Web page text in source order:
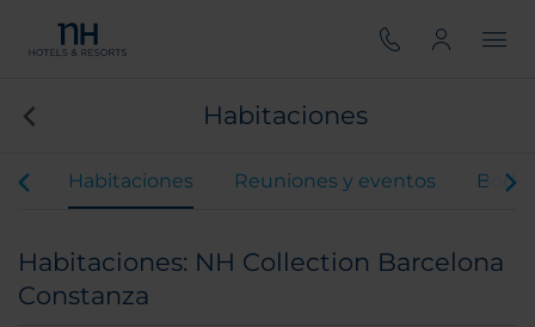
Habitaciones
Habitaciones Reuniones y eventos Bodas
Habitaciones: NH Collection Barcelona
Constanza